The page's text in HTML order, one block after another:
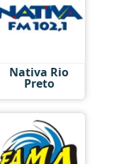
Nativa Rio
Preto